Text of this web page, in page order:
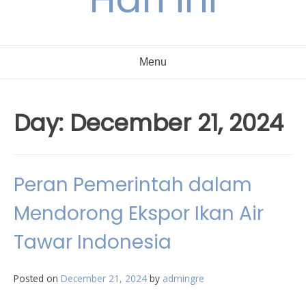
Menu
Day: December 21, 2024
Peran Pemerintah dalam
Mendorong Ekspor Ikan Air
Tawar Indonesia
Posted on December 21, 2024 by admingre